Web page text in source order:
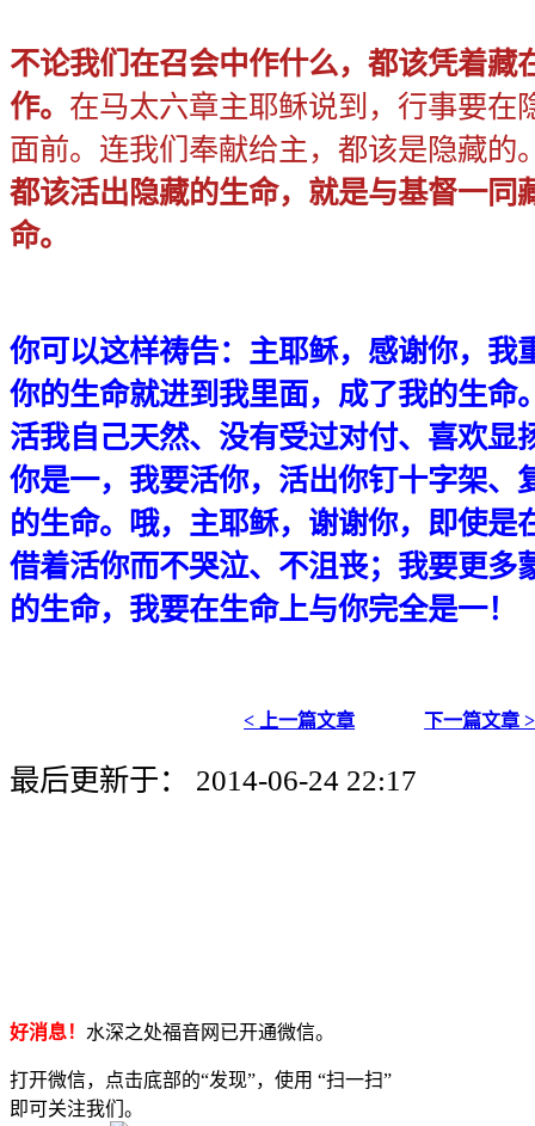
不论我们在召会中作什么，都该凭着藏
作。 在马太六章主耶稣说到，行事要在
面前。连我们奉献给主，都该是隐藏的
都该活出隐藏的生命，就是与基督一同
命。
你可以这样祷告：主耶稣，感谢你，我
你的生命就进到我里面，成了我的生命
活我自己天然、没有受过对付、喜欢显
你是一，我要活你，活出你钉十字架、
的生命。哦，主耶稣，谢谢你，即使是
借着活你而不哭泣、不沮丧；我要更多
的生命，我要在生命上与你完全是一！
< 上一篇文章 下一篇文章 >
最后更新于： 2014-06-24 22:17
好消息！ 水深之处福音网已开通微信。
打开微信，点击底部的“发现”，使用 “扫一扫”
即可关注我们。